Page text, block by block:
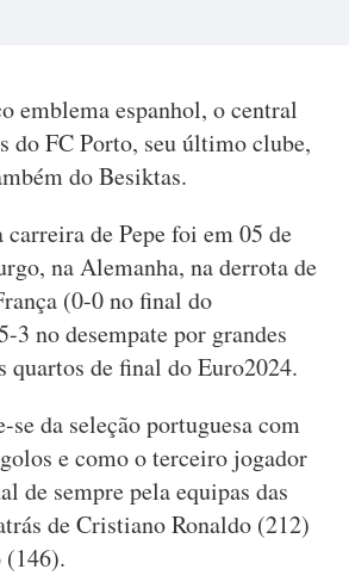
emblema espanhol, o central
do FC Porto, seu último clube,
do Besiktas.
de Pepe foi em 05 de
na Alemanha, na derrota de
(0-0 no final do
3 no desempate por grandes
quartos de final do Euro2024.
se da seleção portuguesa com
e como o terceiro jogador
de sempre pela equipas das
de Cristiano Ronaldo (212)
(146).